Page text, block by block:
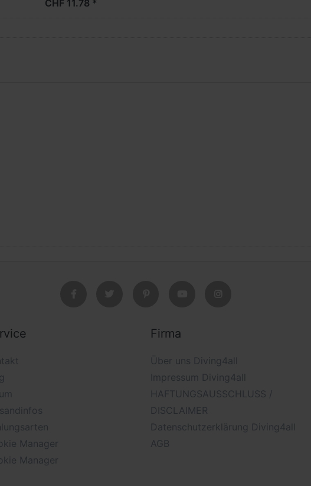
CHF 11.78 *
Manager
Manager
Firma
Über uns Diving4all
Impressum Diving4all
HAFTUNGSAUSSCHLUSS /
DISCLAIMER
Datenschutzerklärung Diving4all
AGB